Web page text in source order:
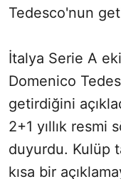
Tedesco'nun
İtalya Serie A
Domenico
getirdiğini
2+1 yıllık resmi
duyurdu. Kulüp
kısa bir